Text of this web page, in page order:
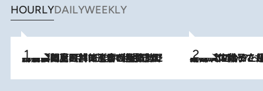
HOURLYDAILYWEEKLY
2026.8.8
「最後に見られてよかった」上野動物園の東園パンダ舎が解体前に特別公開。8月16日まで延長されたパネル展と共に辿る“半世紀”のパンダ飼育《解体工事の図面あり》 2026.8.5
【阿川佐和子さんの年とる力】なぜ70代で始めた趣味は“こんなに楽しい”のか？ ピアノ、俳句…スランプに陥っても続けられる“ある秘訣”とは